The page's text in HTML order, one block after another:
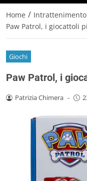
Home / Intrattenimento
Paw Patrol, i giocattoli
Giochi
Paw Patrol, i
Patrizia Chimera -